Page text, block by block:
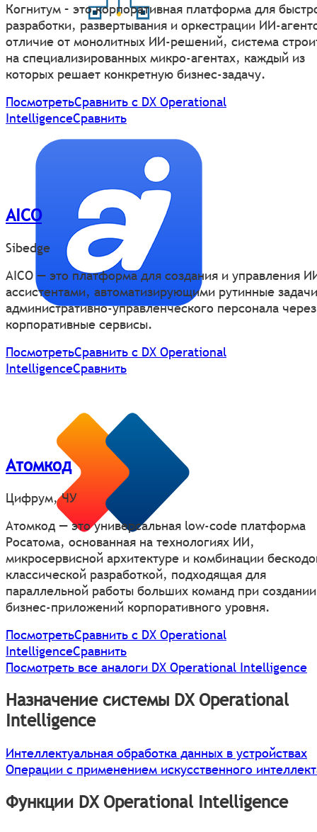
Когнитум – это корпоративная платформа для
разработки, развертывания и оркестрации ИИ-
отличие от монолитных ИИ-решений, система
на специализированных микро-агентах, каждый из
которых решает конкретную бизнес-задачу.
ПосмотретьСравнить с DX Operational
IntelligenceСравнить
AICO
Sibedge
AICO — это платформа для создания и управления
ассистентами, автоматизирующими рутинные задачи
административно-управленческого персонала через
корпоративные сервисы.
ПосмотретьСравнить с DX Operational
IntelligenceСравнить
Атомкод
Цифрум, ЧУ
Атомкод — это универсальная low-code платформа
Росатома, основанная на технологиях ИИ,
микросервисной архитектуре и комбинации
классической разработкой, подходящая для
параллельной работы больших команд при создании
бизнес-приложений корпоративного уровня.
ПосмотретьСравнить с DX Operational
IntelligenceСравнить
Посмотреть все аналоги DX Operational Intelligence
Назначение системы DX Operational
Intelligence
Интеллектуальная обработка данных в устройствах
Операции с применением искусственного
Функции DX Operational Intelligence